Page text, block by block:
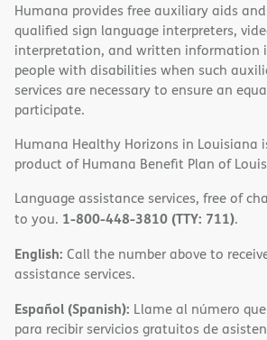
Humana provides free auxiliary aids and
qualified sign language interpreters,
interpretation, and written information
people with disabilities when such
services are necessary to ensure an
participate.
Humana Healthy Horizons in Louisiana
product of Humana Benefit Plan of
Language assistance services, free of
to you. 1-800-448-3810 (TTY: 711).
English: Call the number above to
assistance services.
Español (Spanish): Llame al número
para recibir servicios gratuitos de